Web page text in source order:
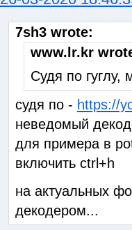
7sh3 wrote:
www.lr.kr
Судя по гуглу,
судя по - https://
неведомый
для примера в
включить ctrl+h
на актуальных
декодером...